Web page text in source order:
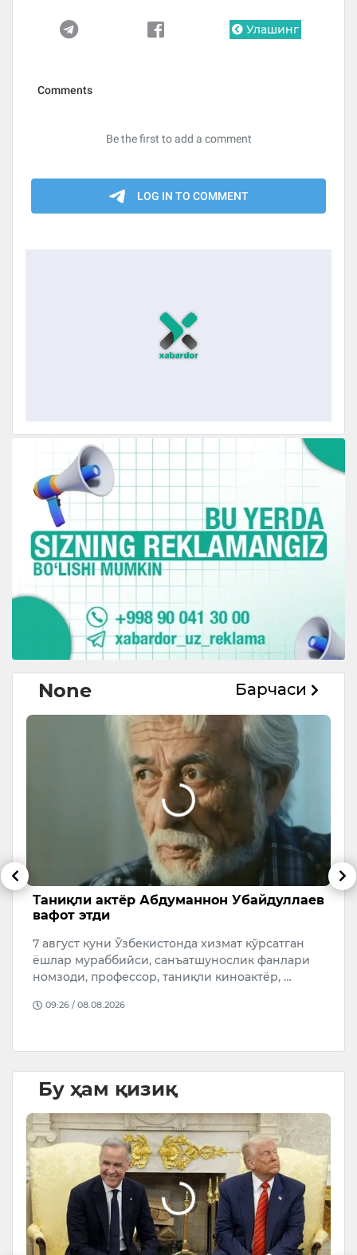
Улашинг
None Барчаси
Таниқли актёр Абдуманнон Убайдуллаев
вафот этди
7 август куни Ўзбекистонда хизмат кўрсатган
ёшлар мураббийси, санъатшунослик фанлари
номзоди, профессор, таниқли киноактёр, …
09:26 / 08.08.2026
Бу ҳам қизиқ